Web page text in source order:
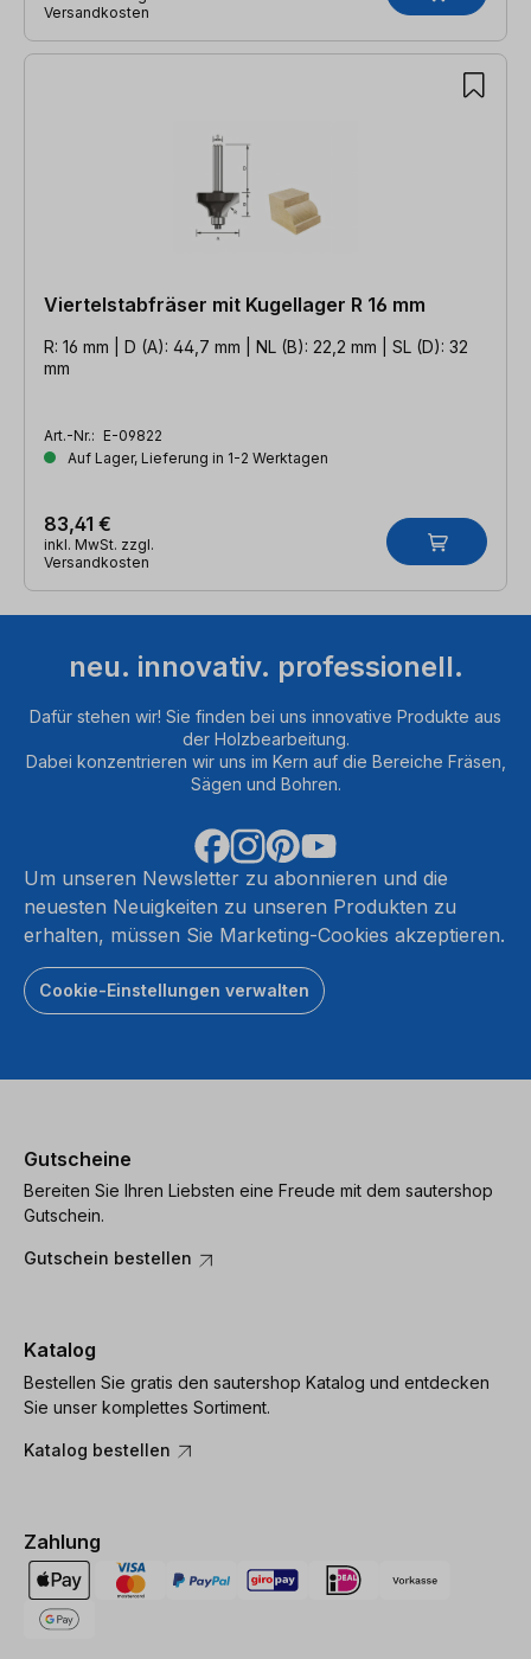
Versandkosten
Viertelstabfräser mit Kugellager R 16 mm
R: 16 mm | D (A): 44,7 mm | NL (B): 22,2 mm | SL (D): 32
mm
Art.-Nr.: E-09822
Auf Lager, Lieferung in 1-2 Werktagen
83,41 €
inkl. MwSt. zzgl.
Versandkosten
neu. innovativ. professionell.
Dafür stehen wir! Sie finden bei uns innovative Produkte aus
der Holzbearbeitung.
Dabei konzentrieren wir uns im Kern auf die Bereiche Fräsen,
Sägen und Bohren.
Um unseren Newsletter zu abonnieren und die
neuesten Neuigkeiten zu unseren Produkten zu
erhalten, müssen Sie Marketing-Cookies akzeptieren.
Cookie-Einstellungen verwalten
Gutscheine
Bereiten Sie Ihren Liebsten eine Freude mit dem sautershop
Gutschein.
Gutschein bestellen
Katalog
Bestellen Sie gratis den sautershop Katalog und entdecken
Sie unser komplettes Sortiment.
Katalog bestellen
Zahlung